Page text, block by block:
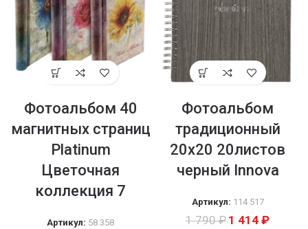
Фотоальбом 40
магнитных страниц
Platinum
Цветочная
коллекция 7
Артикул: 58 358
Фотоальбом
традиционный
20х20 20листов
черный Innova
Артикул: 114 517
1 790₽ 1 414 ₽